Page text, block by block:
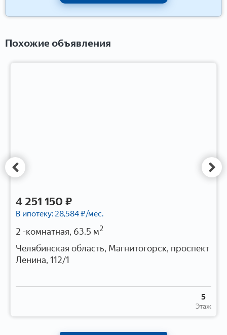
Похожие объявления
4 251 150 ₽
В ипотеку: 28,584₽/мес.
2 -комнатная, 63.5 м2
Челябинская область, Магнитогорск, проспект
Ленина, 112/1
Этаж
5